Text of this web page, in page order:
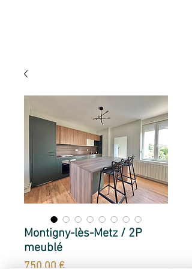
Montigny-lès-Metz / 2P
meublé
750,00 €Prix